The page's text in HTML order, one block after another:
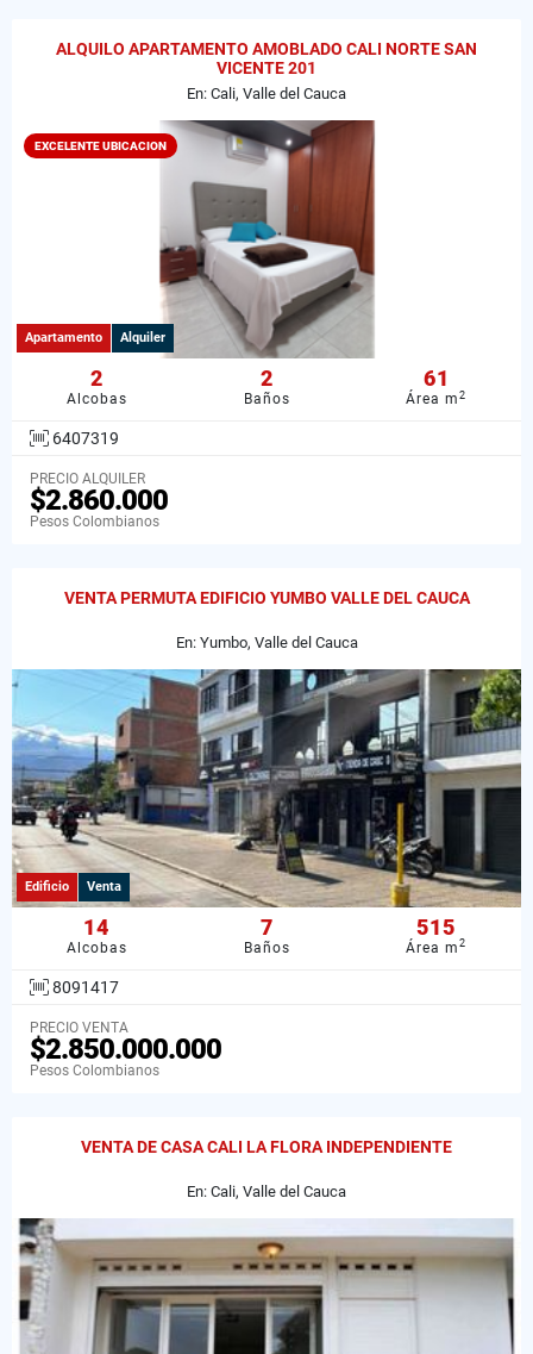
ALQUILO APARTAMENTO AMOBLADO CALI NORTE SAN
VICENTE 201
En: Cali, Valle del Cauca
EXCELENTE UBICACION
Apartamento Alquiler
2
Alcobas
2
Baños
61
Área m2
6407319
PRECIO ALQUILER
$2.860.000
Pesos Colombianos
VENTA PERMUTA EDIFICIO YUMBO VALLE DEL CAUCA
En: Yumbo, Valle del Cauca
Edificio Venta
14
Alcobas
7
Baños
515
Área m2
8091417
PRECIO VENTA
$2.850.000.000
Pesos Colombianos
VENTA DE CASA CALI LA FLORA INDEPENDIENTE
En: Cali, Valle del Cauca